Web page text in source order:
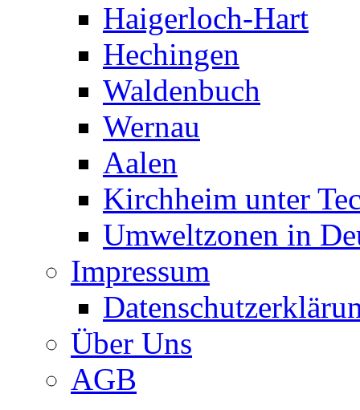
Haigerloch-Hart
Hechingen
Waldenbuch
Wernau
Aalen
Kirchheim unter
Umweltzonen in
Impressum
Über Uns
AGB